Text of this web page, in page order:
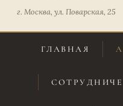
г. Москва, ул. Поварская, 25
ГЛАВНАЯ